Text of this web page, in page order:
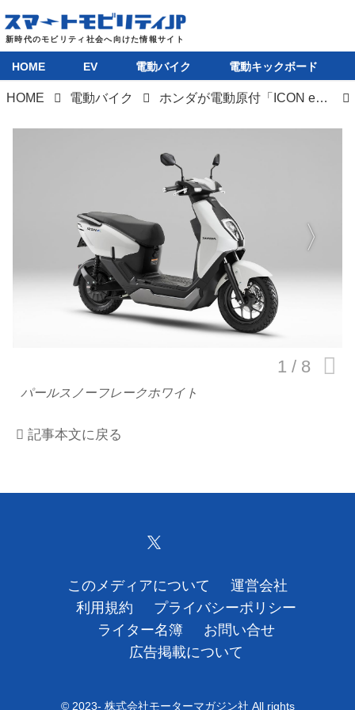
電動キックボード
ライフスタイル
テクノロジー
運営会社
ライター名簿
お問い合せ
HOME EV 電動バイク 電動キックボード
HOME 電動バイク ホンダが電動原付「ICON e：」を発売。新基準原付より安くて航続距離81km＆収納スペースも充実のバイク
パールスノーフレークホワイト
記事本文に戻る
このメディアについて
運営会社
利用規約
プライバシーポリシー
ライター名簿
お問い合せ
広告掲載について
© 2023- 株式会社モーターマガジン社 All rights